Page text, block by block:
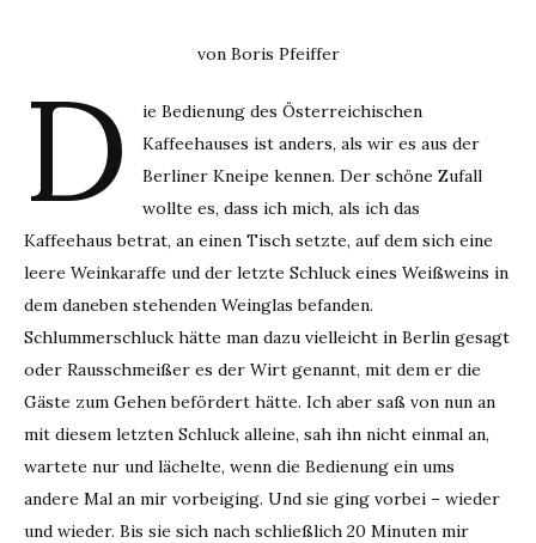
von Boris Pfeiffer
D
ie Bedienung des Österreichischen
Kaffeehauses ist anders, als wir es aus der
Berliner Kneipe kennen. Der schöne Zufall
wollte es, dass ich mich, als ich das
Kaffeehaus betrat, an einen Tisch setzte, auf dem sich eine
leere Weinkaraffe und der letzte Schluck eines Weißweins in
dem daneben stehenden Weinglas befanden.
Schlummerschluck hätte man dazu vielleicht in Berlin gesagt
oder Rausschmeißer es der Wirt genannt, mit dem er die
Gäste zum Gehen befördert hätte. Ich aber saß von nun an
mit diesem letzten Schluck alleine, sah ihn nicht einmal an,
wartete nur und lächelte, wenn die Bedienung ein ums
andere Mal an mir vorbeiging. Und sie ging vorbei – wieder
und wieder. Bis sie sich nach schließlich 20 Minuten mir